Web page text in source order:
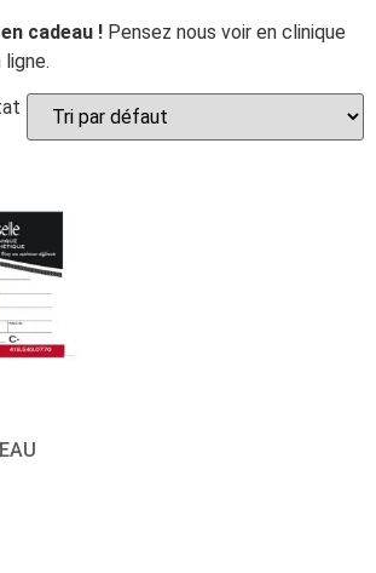
cadeau ! Pensez nous voir en clinique